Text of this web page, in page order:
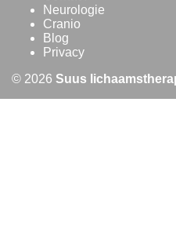
Neurologie
Cranio
Blog
Privacy
© 2026 Suus